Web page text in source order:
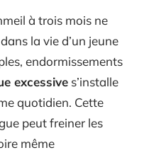
à trois mois ne
la vie d’un jeune
endormissements
excessive s’installe
quotidien. Cette
peut freiner les
même